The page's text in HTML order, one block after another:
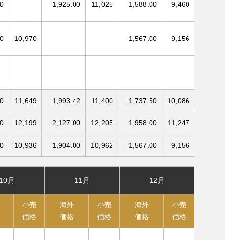
1,925.00 11,025 1,588.00 9,460
10,970 1,567.00 9,156
11,649 1,993.42 11,400 1,737.50 10,086
12,199 2,127.00 12,205 1,958.00 11,247
10,936 1,904.00 10,962 1,567.00 9,156
10月 11月 12月
小売
価格
海外
価格
小売
価格
海外
価格
小売
価格